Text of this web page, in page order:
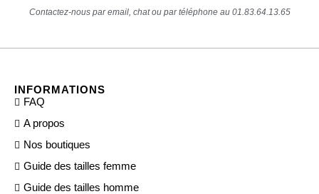
Contactez-nous par email, chat ou par téléphone au 01.83.64.13.65
INFORMATIONS
FAQ
A propos
Nos boutiques
Guide des tailles femme
Guide des tailles homme